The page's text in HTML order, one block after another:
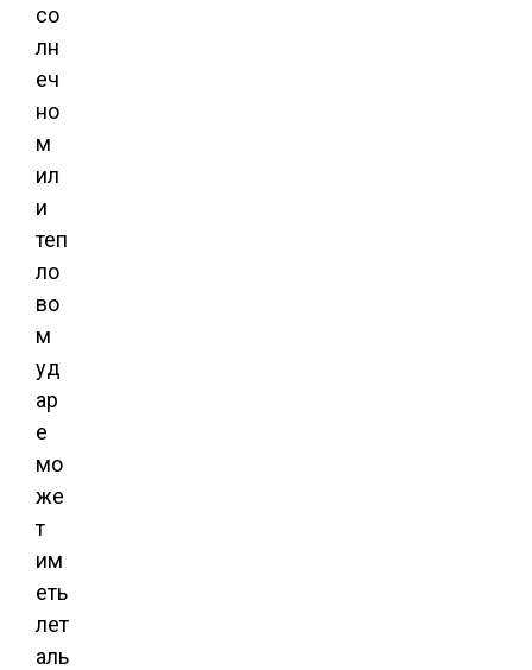
со
лн
еч
но
м
ил
и
теп
ло
во
м
уд
ар
е
мо
же
т
им
еть
лет
аль